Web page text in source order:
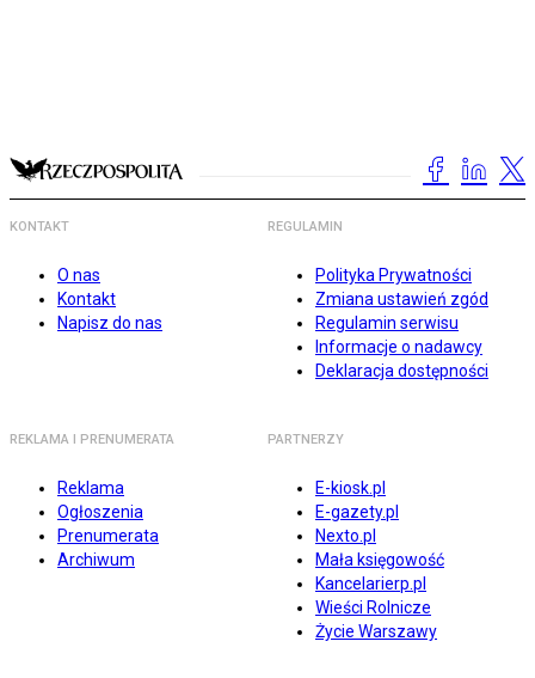
KONTAKT
O nas
Kontakt
Napisz do nas
REGULAMIN
Polityka Prywatności
Zmiana ustawień zgód
Regulamin serwisu
Informacje o nadawcy
Deklaracja dostępności
REKLAMA I PRENUMERATA
Reklama
Ogłoszenia
Prenumerata
Archiwum
PARTNERZY
E-kiosk.pl
E-gazety.pl
Nexto.pl
Mała księgowość
Kancelarierp.pl
Wieści Rolnicze
Życie Warszawy